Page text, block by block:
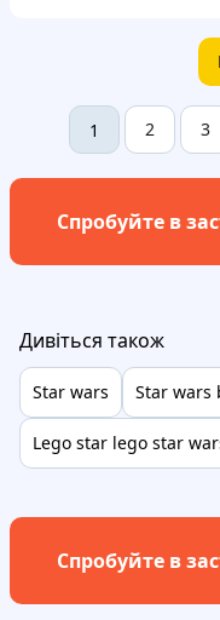
1 2 3
Спробуйте в
Дивіться також
Star wars Star wars
Lego star lego star
Спробуйте в